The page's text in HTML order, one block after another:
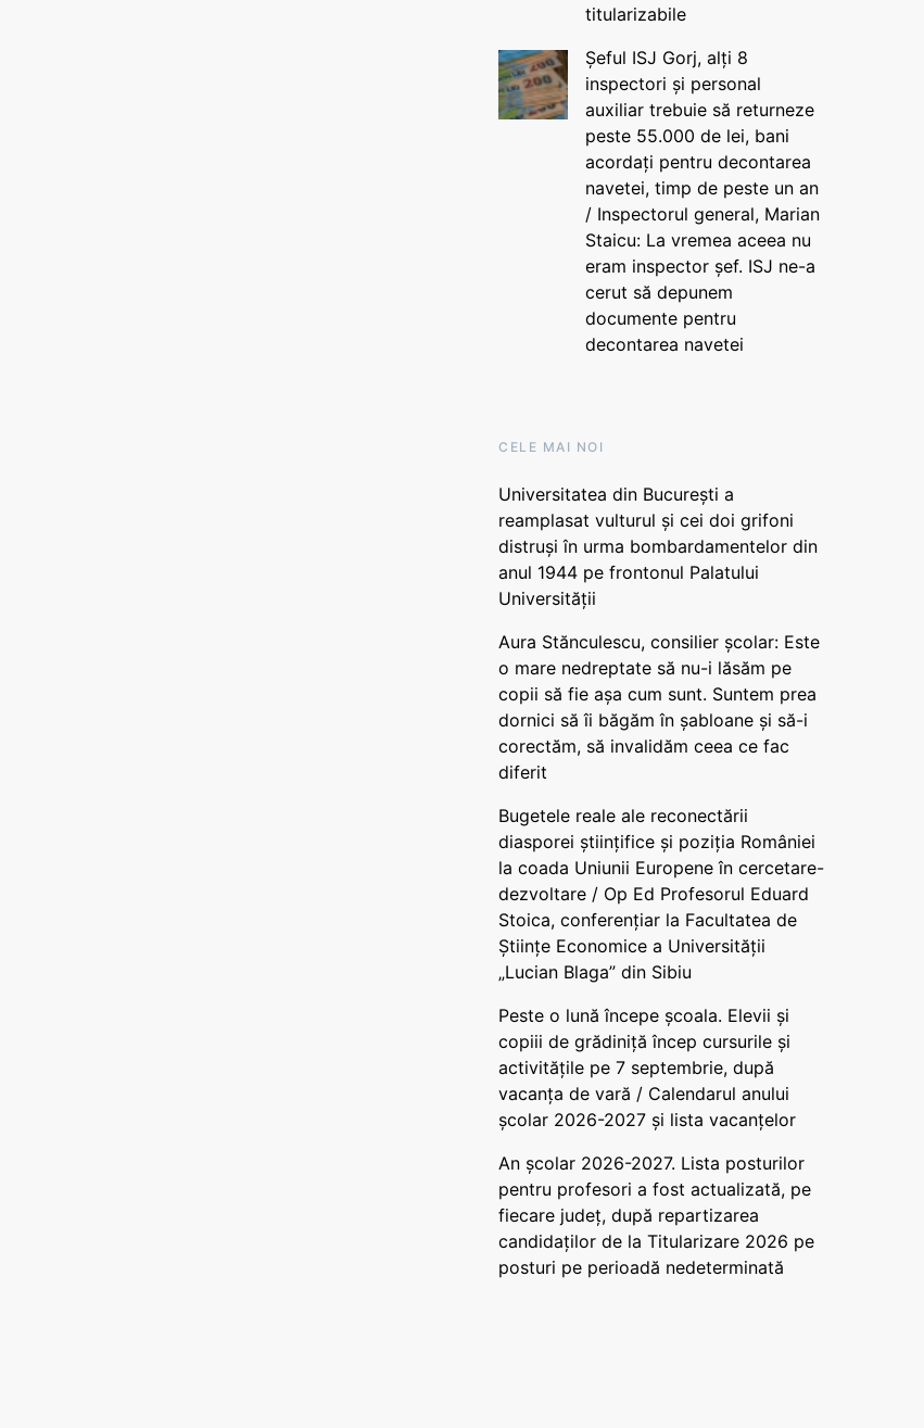
titularizabile
Șeful ISJ Gorj, alți 8
inspectori și personal
auxiliar trebuie să returneze
peste 55.000 de lei, bani
acordați pentru decontarea
navetei, timp de peste un an
/ Inspectorul general, Marian
Staicu: La vremea aceea nu
eram inspector șef. ISJ ne-a
cerut să depunem
documente pentru
decontarea navetei
CELE MAI NOI
Universitatea din București a
reamplasat vulturul și cei doi grifoni
distruși în urma bombardamentelor din
anul 1944 pe frontonul Palatului
Universității
Aura Stănculescu, consilier școlar: Este
o mare nedreptate să nu-i lăsăm pe
copii să fie așa cum sunt. Suntem prea
dornici să îi băgăm în șabloane și să-i
corectăm, să invalidăm ceea ce fac
diferit
Bugetele reale ale reconectării
diasporei științifice și poziția României
la coada Uniunii Europene în cercetare-
dezvoltare / Op Ed Profesorul Eduard
Stoica, conferențiar la Facultatea de
Științe Economice a Universității
„Lucian Blaga” din Sibiu
Peste o lună începe școala. Elevii și
copiii de grădiniță încep cursurile și
activitățile pe 7 septembrie, după
vacanța de vară / Calendarul anului
școlar 2026-2027 și lista vacanțelor
An școlar 2026-2027. Lista posturilor
pentru profesori a fost actualizată, pe
fiecare județ, după repartizarea
candidaților de la Titularizare 2026 pe
posturi pe perioadă nedeterminată